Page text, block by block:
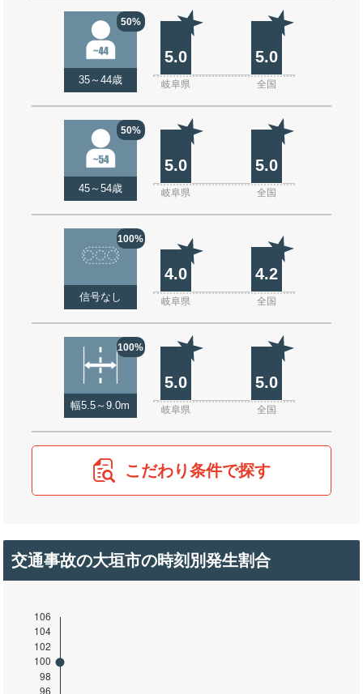
50%
35～44歳
5.0 5.0
岐阜県 全国
50%
45～54歳
5.0 5.0
岐阜県 全国
100%
信号なし
4.0 4.2
岐阜県 全国
100%
幅5.5～9.0m
5.0 5.0
岐阜県 全国
こだわり条件で探す
交通事故の大垣市の時刻別発生割合